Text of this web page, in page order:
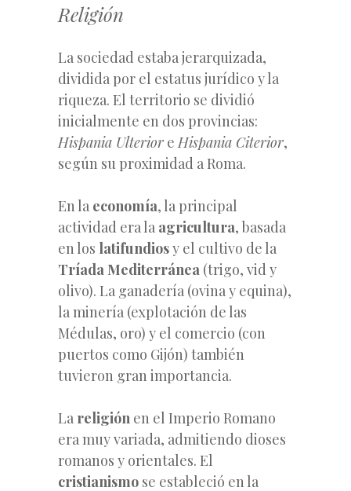
Religión
La sociedad estaba jerarquizada,
dividida por el estatus jurídico y la
riqueza. El territorio se dividió
inicialmente en dos provincias:
Hispania Ulterior eHispania Citerior,
según su proximidad a Roma.
En la economía, la principal
actividad era la agricultura, basada
en los latifundiosy el cultivo de la
Tríada Mediterránea (trigo, vid y
olivo). La ganadería (ovina y equina),
la minería (explotación de las
Médulas, oro) y el comercio (con
puertos como Gijón) también
tuvieron gran importancia.
La religión en el Imperio Romano
era muy variada, admitiendo dioses
romanos y orientales. El
cristianismo se estableció en la